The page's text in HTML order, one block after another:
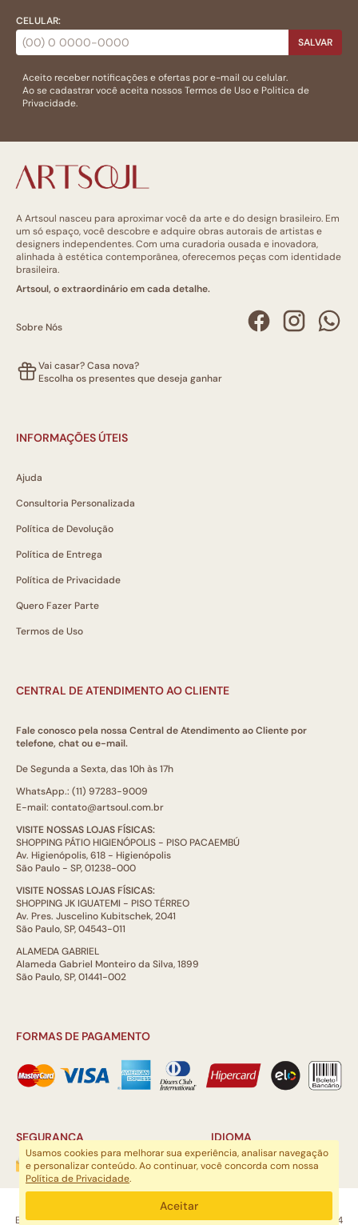
CELULAR:
SALVAR
Aceito receber notificações e ofertas por e-mail ou celular.
Ao se cadastrar você aceita nossosTermos de Usoe Politica de
Privacidade.
A Artsoul nasceu para aproximar você da arte e do design brasileiro. Em
um só espaço, você descobre e adquire obras autorais de artistas e
designers independentes. Com uma curadoria ousada e inovadora,
alinhada à estética contemporânea, oferecemos peças com identidade
brasileira.
Artsoul, o extraordinário em cada detalhe.
Sobre Nós
Vai casar? Casa nova?
Escolha os presentes que deseja ganhar
INFORMAÇÕES ÚTEIS
Ajuda
Consultoria Personalizada
Política de Devolução
Política de Entrega
Política de Privacidade
Quero Fazer Parte
Termos de Uso
CENTRAL DE ATENDIMENTO AO CLIENTE
Fale conosco pela nossa Central de Atendimento ao Cliente por
telefone, chat ou e-mail.
De Segunda a Sexta, das 10h às 17h
WhatsApp.: (11) 97283-9009
E-mail: contato@artsoul.com.br
VISITE NOSSAS LOJAS FÍSICAS:
SHOPPING PÁTIO HIGIENÓPOLIS - PISO PACAEMBÚ
Av. Higienópolis, 618 - Higienópolis
São Paulo - SP, 01238-000
VISITE NOSSAS LOJAS FÍSICAS:
SHOPPING JK IGUATEMI - PISO TÉRREO
Av. Pres. Juscelino Kubitschek, 2041
São Paulo, SP, 04543-011
ALAMEDA GABRIEL
Alameda Gabriel Monteiro da Silva, 1899
São Paulo, SP, 01441-002
FORMAS DE PAGAMENTO
SEGURANÇA IDIOMA
ARTSOUL COMUNICAÇÃO DIGITAL LTDA | CNPJ: 29.752.781/0001-52
Escritório: Rua Quatá, 845 - Sala 2, Vila Olímpia, São Paulo, SP, 04546-044
Usamos cookies para melhorar sua experiência, analisar navegação
e personalizar conteúdo. Ao continuar, você concorda com nossa
Política de Privacidade.
Aceitar